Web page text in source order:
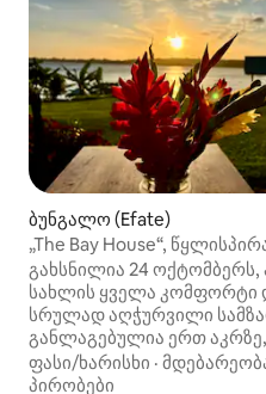
ბუნგალო (Efate)
„The Bay House“,
ტეუმა-ბეიში
გახსნილია 24 ოქტომბერს,
სახლის ყველა კომფორტი
სრულად აღჭურვილი
განლაგებულია ერთ
პლაჟის პირას, და
ულამაზესი ყურის
ფასი/ხარისხი ·
პირობები